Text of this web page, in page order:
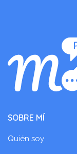
SOBRE MÍ
Quién soy